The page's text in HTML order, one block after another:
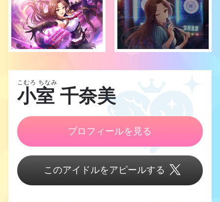
こむろ ちなみ
小室 千奈美
プロフィールを見る
このアイドルをアピールする